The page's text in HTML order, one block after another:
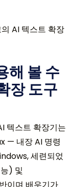
해 볼 수
장 도구
텍스트 확장기는
— 내장 AI 명령
세련되었
) 및
이며 배우기가